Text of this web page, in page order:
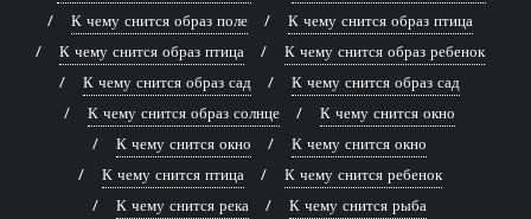
К чему снится образ поле
К чему снится образ птица
К чему снится образ птица
К чему снится образ ребенок
К чему снится образ сад
К чему снится образ сад
К чему снится образ солнце
К чему снится окно
К чему снится окно
К чему снится окно
К чему снится птица
К чему снится ребенок
К чему снится река
К чему снится рыба